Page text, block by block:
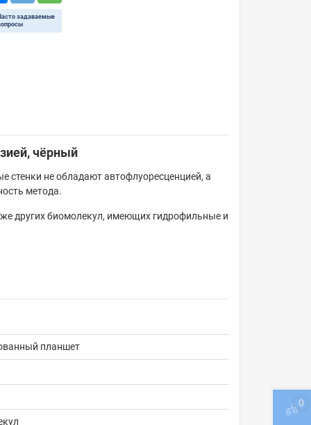
задаваемые
чёрный
не обладают автофлуоресценцией, а
метода.
других биомолекул, имеющих гидрофильные и
планшет
0